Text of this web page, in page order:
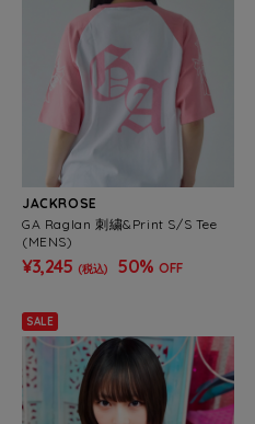
JACKROSE
GA Raglan 刺繍&Print S/S Tee
(MENS)
¥3,245 (税込) 50% OFF
SALE